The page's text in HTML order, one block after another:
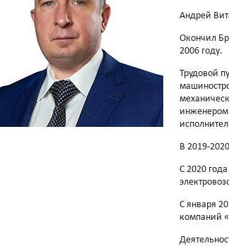
Андрей
Окончил
2006 году.
Трудовой
инженером
В 2019-
С 2020
С января
компаний